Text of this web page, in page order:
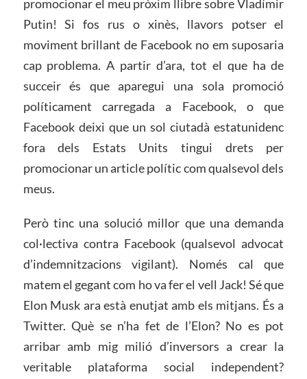
promocionar el meu pròxim llibre sobre Vladímir
Putin! Si fos rus o xinès, llavors potser el
moviment brillant de Facebook no em suposaria
cap problema. A partir d’ara, tot el que ha de
succeir és que aparegui una sola promoció
políticament carregada a Facebook, o que
Facebook deixi que un sol ciutadà estatunidenc
fora dels Estats Units tingui drets per
promocionar un article polític com qualsevol dels
meus.
Però tinc una solució millor que una demanda
col·lectiva contra Facebook (qualsevol advocat
d’indemnitzacions vigilant). Només cal que
matem el gegant com ho va fer el vell Jack! Sé que
Elon Musk ara està enutjat amb els mitjans. És a
Twitter. Què se n’ha fet de l’Elon? No es pot
arribar amb mig milió d’inversors a crear la
veritable plataforma social independent?